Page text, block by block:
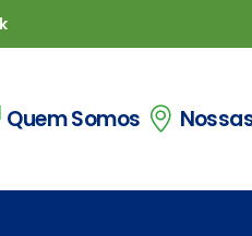
Quem Somos